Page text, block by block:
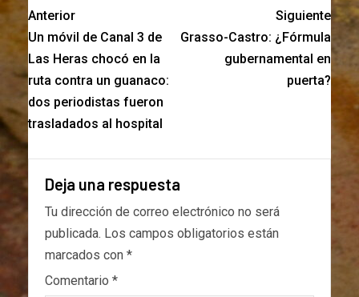
Anterior
Un móvil de Canal 3 de
Las Heras chocó en la
ruta contra un guanaco:
dos periodistas fueron
trasladados al hospital
Siguiente
Grasso-Castro: ¿Fórmula
gubernamental en
puerta?
Deja una respuesta
Tu dirección de correo electrónico no será
publicada. Los campos obligatorios están
marcados con *
Comentario *